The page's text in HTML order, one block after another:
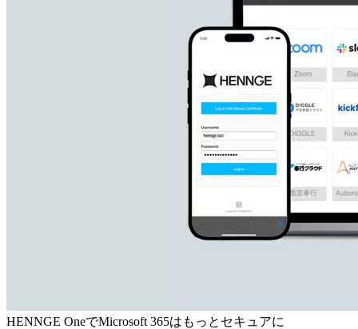
HENNGE OneでMicrosoft 365はもっとセキュアに